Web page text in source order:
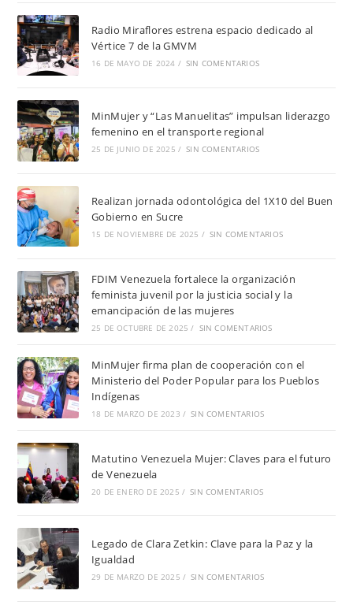
Radio Miraflores estrena espacio dedicado al
Vértice 7 de la GMVM
16 DE MAYO DE 2024 / SIN COMENTARIOS
MinMujer y “Las Manuelitas” impulsan liderazgo
femenino en el transporte regional
25 DE JUNIO DE 2025 / SIN COMENTARIOS
Realizan jornada odontológica del 1X10 del Buen
Gobierno en Sucre
15 DE NOVIEMBRE DE 2025 / SIN COMENTARIOS
FDIM Venezuela fortalece la organización
feminista juvenil por la justicia social y la
emancipación de las mujeres
25 DE OCTUBRE DE 2025 / SIN COMENTARIOS
MinMujer firma plan de cooperación con el
Ministerio del Poder Popular para los Pueblos
Indígenas
18 DE MARZO DE 2023 / SIN COMENTARIOS
Matutino Venezuela Mujer: Claves para el futuro
de Venezuela
20 DE ENERO DE 2025 / SIN COMENTARIOS
Legado de Clara Zetkin: Clave para la Paz y la
Igualdad
29 DE MARZO DE 2025 / SIN COMENTARIOS